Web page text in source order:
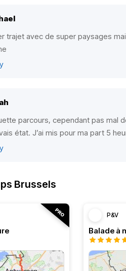
trajet avec de super paysages
parcours, cependant pas mal
état. J’ai mis pour ma part 5
Brussels
P&V